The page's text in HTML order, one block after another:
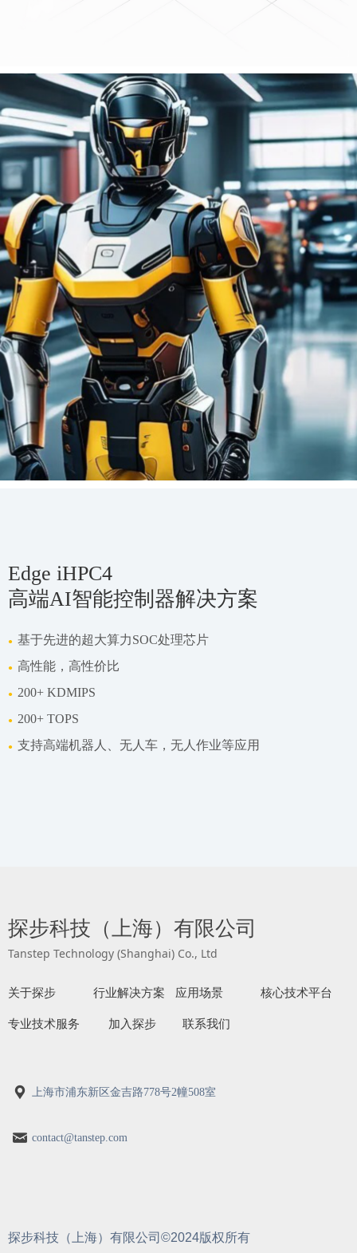
Edge iHPC4
高端AI智能控制器解决方案
● 基于先进的超大算力SOC处理芯片
● 高性能，高性价比
● 200+ KDMIPS
● 200+ TOPS
● 支持高端机器人、无人车，无人作业等应用
探步科技（上海）有限公司©2024版权所有
关于探步 行业解决方案
加入探步 联系我们
应用场景 核心技术平台
专业技术服务
끇
낂
上海市浦东新区金吉路778号2幢508室
contact@tanstep.com
探步科技（上海）有限公司
Tanstep Technology (Shanghai) Co., Ltd